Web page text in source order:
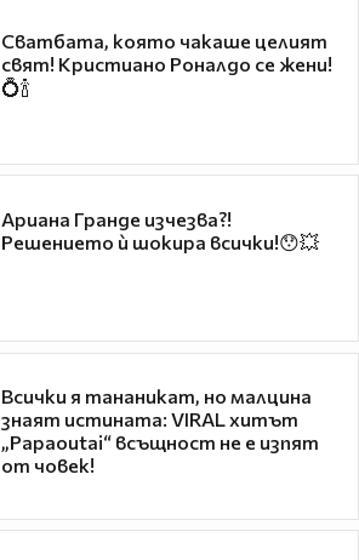
Сватбата, която чакаше целият
свят! Кристиано Роналдо се жени!
💍🍾
Ариана Гранде изчезва?!
Решението ѝ шокира всички!😯💥
Всички я тананикат, но малцина
знаят истината: VIRAL хитът
„Papaoutai“ всъщност не е изпят
от човек!